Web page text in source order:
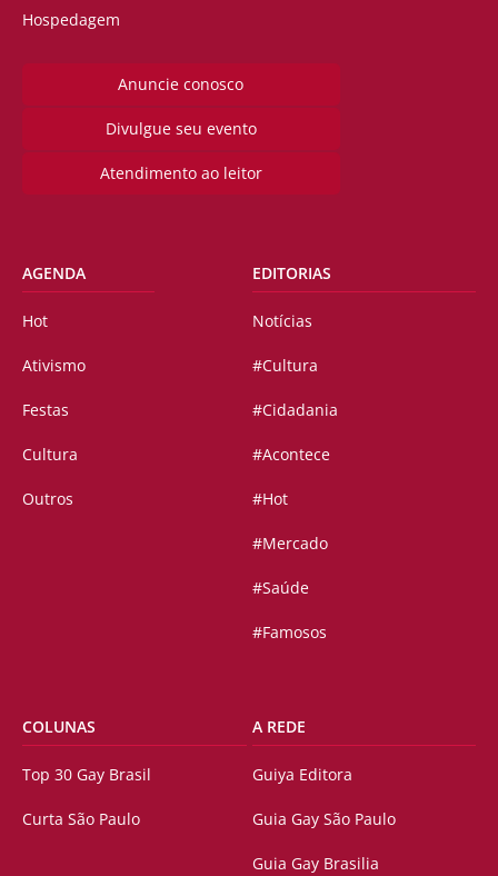
Hospedagem
Anuncie conosco
Divulgue seu evento
Atendimento ao leitor
AGENDA
Hot
Ativismo
Festas
Cultura
Outros
EDITORIAS
Notícias
#Cultura
#Cidadania
#Acontece
#Hot
#Mercado
#Saúde
#Famosos
COLUNAS
Top 30 Gay Brasil
Curta São Paulo
A REDE
Guiya Editora
Guia Gay São Paulo
Guia Gay Brasilia